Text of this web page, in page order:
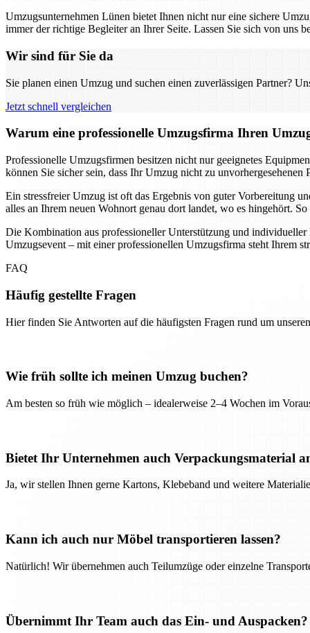
Umzugsunternehmen Lünen bietet Ihnen nicht nur eine sichere
immer der richtige Begleiter an Ihrer Seite. Lassen Sie sich von uns
Wir sind für Sie da
Sie planen einen Umzug und suchen einen zuverlässigen Partner?
Jetzt schnell vergleichen
Warum eine professionelle Umzugsfirma Ihren
Professionelle Umzugsfirmen besitzen nicht nur geeignetes
können Sie sicher sein, dass Ihr Umzug nicht zu
Ein stressfreier Umzug ist oft das Ergebnis von guter Vorbereitung
alles an Ihrem neuen Wohnort genau dort landet, wo es hingehört.
Die Kombination aus professioneller Unterstützung und
Umzugsevent – mit einer professionellen Umzugsfirma steht Ihrem
FAQ
Häufig gestellte Fragen
Hier finden Sie Antworten auf die häufigsten Fragen rund um
Wie früh sollte ich meinen Umzug buchen?
Am besten so früh wie möglich – idealerweise 2–4 Wochen im
Bietet Ihr Unternehmen auch Verpackungsmaterial
Ja, wir stellen Ihnen gerne Kartons, Klebeband und weitere
Kann ich auch nur Möbel transportieren lassen?
Natürlich! Wir übernehmen auch Teilumzüge oder einzelne
Übernimmt Ihr Team auch das Ein- und Auspacken?